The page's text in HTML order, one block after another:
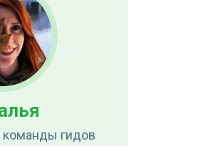
команды гидов